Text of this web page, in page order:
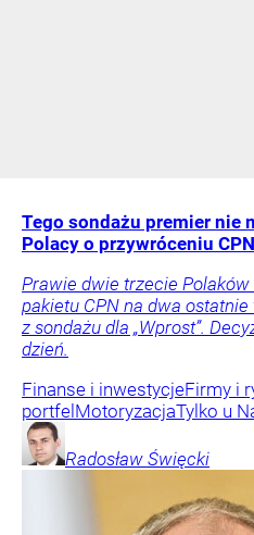
Tego sondażu premier nie
Polacy o przywróceniu CPN
Prawie dwie trzecie
pakietu CPN na dwa
z sondażu dla „Wprost”.
dzień.
Finanse i inwestycjeFirmy i
portfelMotoryzacjaTylko u
Radosław Święcki